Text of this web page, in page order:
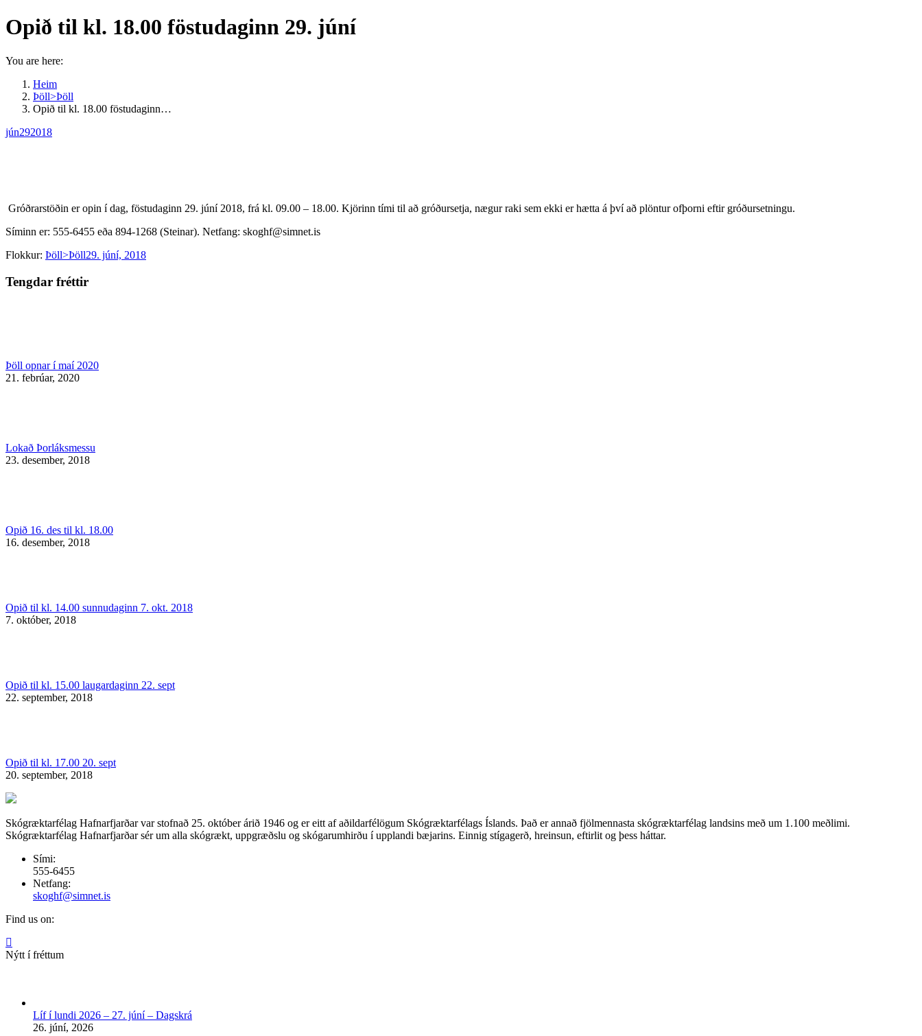
Opið til kl. 18.00 föstudaginn 29. júní
You are here:
Heim
Þöll>Þöll
Opið til kl. 18.00 föstudaginn…
jún292018
Gróðrarstöðin er opin í dag, föstudaginn 29. júní 2018, frá kl. 09.00 – 18.00. Kjörinn tími til að gróðursetja, nægur raki sem ekki er hætta á því að plöntur ofþorni eftir gróðursetningu.
Síminn er: 555-6455 eða 894-1268 (Steinar). Netfang: skoghf@simnet.is
Flokkur: Þöll>Þöll29. júní, 2018
Tengdar fréttir
Þöll opnar í maí 2020
21. febrúar, 2020
Lokað Þorláksmessu
23. desember, 2018
Opið 16. des til kl. 18.00
16. desember, 2018
Opið til kl. 14.00 sunnudaginn 7. okt. 2018
7. október, 2018
Opið til kl. 15.00 laugardaginn 22. sept
22. september, 2018
Opið til kl. 17.00 20. sept
20. september, 2018
Skógræktarfélag Hafnarfjarðar var stofnað 25. október árið 1946 og er eitt af aðildarfélögum Skógræktarfélags Íslands. Það er annað fjölmennasta skógræktarfélag landsins með um 1.100 meðlimi.
Skógræktarfélag Hafnarfjarðar sér um alla skógrækt, uppgræðslu og skógarumhirðu í upplandi bæjarins. Einnig stígagerð, hreinsun, eftirlit og þess háttar.
Sími:
555-6455
Netfang:
skoghf@simnet.is
Find us on:
page
window
Nýtt í fréttum
Líf í lundi 2026 – 27. júní – Dagskrá
26. júní, 2026